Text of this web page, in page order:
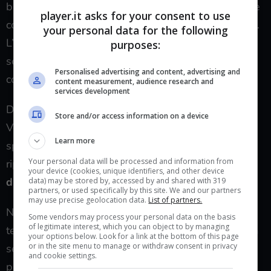
battaglia. La Roma arriva con fiducia diffusa, la Juve
con la voglia chiara di rimettere un titolo in bacheca.
L’arbitro fischia, e il campo diventa una mappa
semplice: ritmo alto, transizioni brevi, poche
concessioni in area.
Dentro lo stadio, il tifo mescola dialetti e abitudini.
Vedi bambine con la maglia numero 10, papà che
spiegano il fuorigioco con le mani, ragazzi che
ripetono cori come fossero un mantra. Qui, lafinale
di Coppa Italiaè più di una partita: è un rito.
Non ho dati ufficiali sugli undici iniziali, e gli staff
tendono a proteggere le scelte fino all’ultimo. Ma la
sensazione è limpida: servirà coraggio. Chi terrà
palla sotto pressione, chi accetterà l’uno contro uno
player.it asks for your consent to use
your personal data for the following
purposes:
Personalised advertising and content, advertising and
content measurement, audience research and
services development
Store and/or access information on a device
Learn more
Your personal data will be processed and information from
your device (cookies, unique identifiers, and other device
data) may be stored by, accessed by and shared with 319
partners, or used specifically by this site. We and our partners
may use precise geolocation data. List of partners.
Some vendors may process your personal data on the basis
of legitimate interest, which you can object to by managing
your options below. Look for a link at the bottom of this page
or in the site menu to manage or withdraw consent in privacy
and cookie settings.